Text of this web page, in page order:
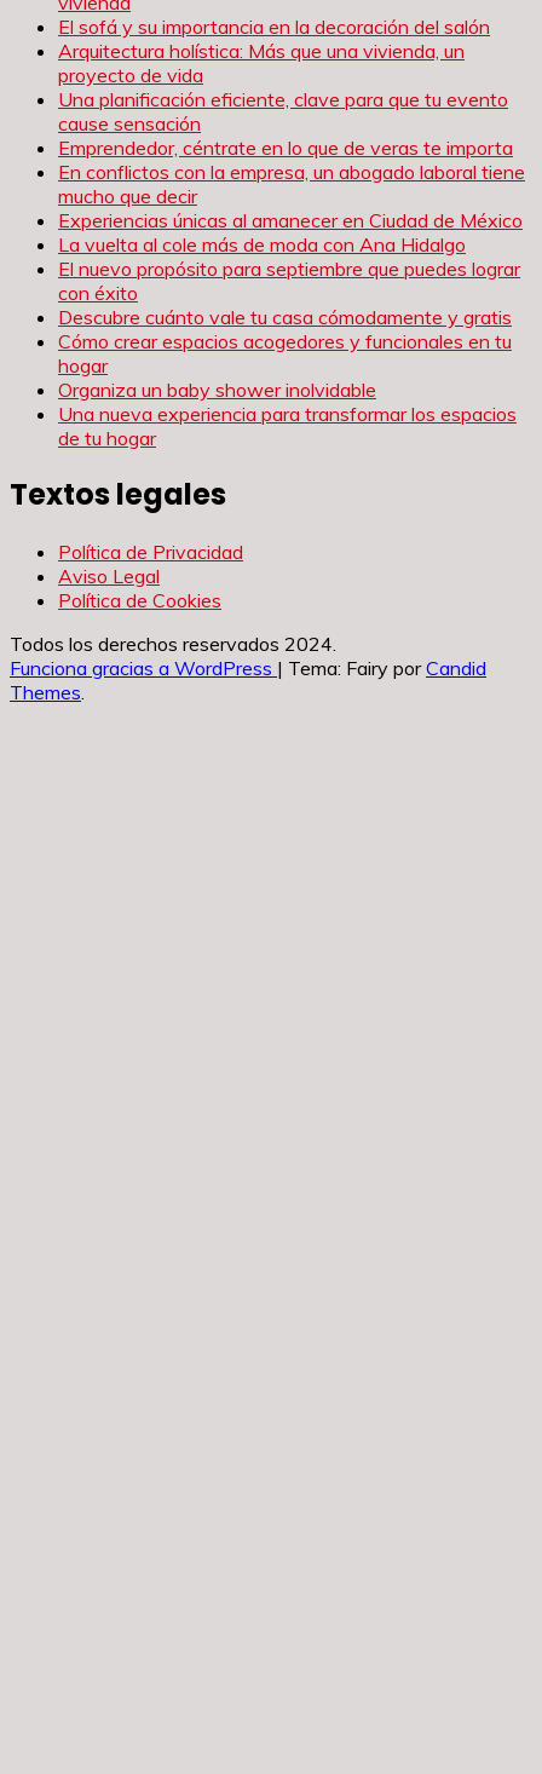
El sofá y su importancia en la decoración del salón
Arquitectura holística: Más que una vivienda, un
proyecto de vida
Una planificación eficiente, clave para que tu evento
cause sensación
Emprendedor, céntrate en lo que de veras te importa
En conflictos con la empresa, un abogado laboral tiene
mucho que decir
Experiencias únicas al amanecer en Ciudad de México
La vuelta al cole más de moda con Ana Hidalgo
El nuevo propósito para septiembre que puedes lograr
con éxito
Descubre cuánto vale tu casa cómodamente y gratis
Cómo crear espacios acogedores y funcionales en tu
hogar
Organiza un baby shower inolvidable
Una nueva experiencia para transformar los espacios
de tu hogar
Textos legales
Política de Privacidad
Aviso Legal
Política de Cookies
Todos los derechos reservados 2024.
Funciona gracias a WordPress | Tema: Fairy porCandid
Themes.